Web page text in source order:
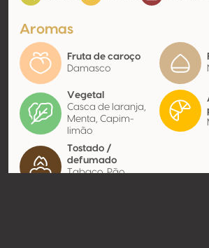
Aromas
Fruta de caroço
Damasco
Vegetal
Casca de laranja,
Menta, Capim-
limão
Tostado /
defumado
Tabaco, Pão